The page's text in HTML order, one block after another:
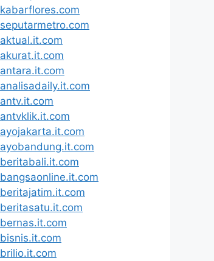
kabarflores.com
seputarmetro.com
aktual.it.com
akurat.it.com
antara.it.com
analisadaily.it.com
antv.it.com
antvklik.it.com
ayojakarta.it.com
ayobandung.it.com
beritabali.it.com
bangsaonline.it.com
beritajatim.it.com
beritasatu.it.com
bernas.it.com
bisnis.it.com
brilio.it.com